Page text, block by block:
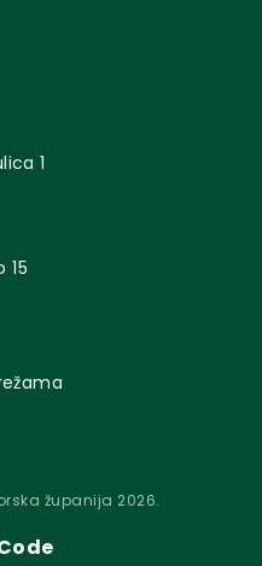
1
15
županija 2026.